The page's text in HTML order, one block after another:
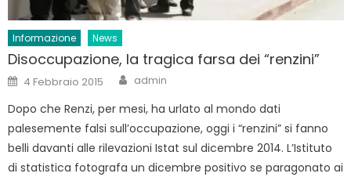
Informazione News
Disoccupazione, la tragica farsa dei “renzini”
Posted
on
4 Febbraio 2015 Author
admin
Dopo che Renzi, per mesi, ha urlato al mondo dati
palesemente falsi sull’occupazione, oggi i “renzini” si fanno
belli davanti alle rilevazioni Istat sul dicembre 2014. L’Istituto
di statistica fotografa un dicembre positivo se paragonato ai